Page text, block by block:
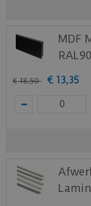
MDF
€ 18,50 € 13,35